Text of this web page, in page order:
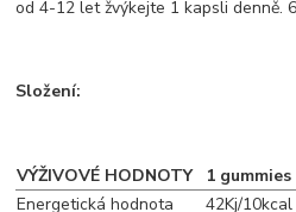
od 4-12 let žvýkejte 1 kapsli denně.
Složení:
VÝŽIVOVÉ HODNOTY 1 gummies
Energetická hodnota
42Kj/10kcal